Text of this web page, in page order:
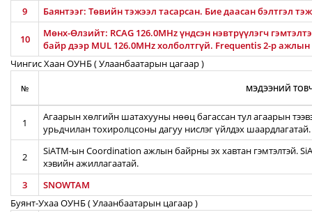
9
Баянтээг: Төвийн тэжээл тасарсан. Бие даасан бэлтгэл
10
Мөнх-Өлзийт: RCAG 126.0MHz үндсэн нэвтрүүлэгч
байр дээр MUL 126.0MHz холболтгүй. Frequentis 2-р
Чингис Хаан ОУНБ ( Улаанбаатарын цагаар )
№ МЭДЭЭНИЙ
1
Агаарын хөлгийн шатахууны нөөц багассан тул агаарын
урьдчилан тохиролцсоны дагуу нислэг үйлдэх шаардлагатай.
2
SiATM-ын Coordination ажлын байрны эх хавтан гэмтэлтэй.
хэвийн ажиллагаатай.
3
SNOWTAM
Буянт-Ухаа ОУНБ ( Улаанбаатарын цагаар )